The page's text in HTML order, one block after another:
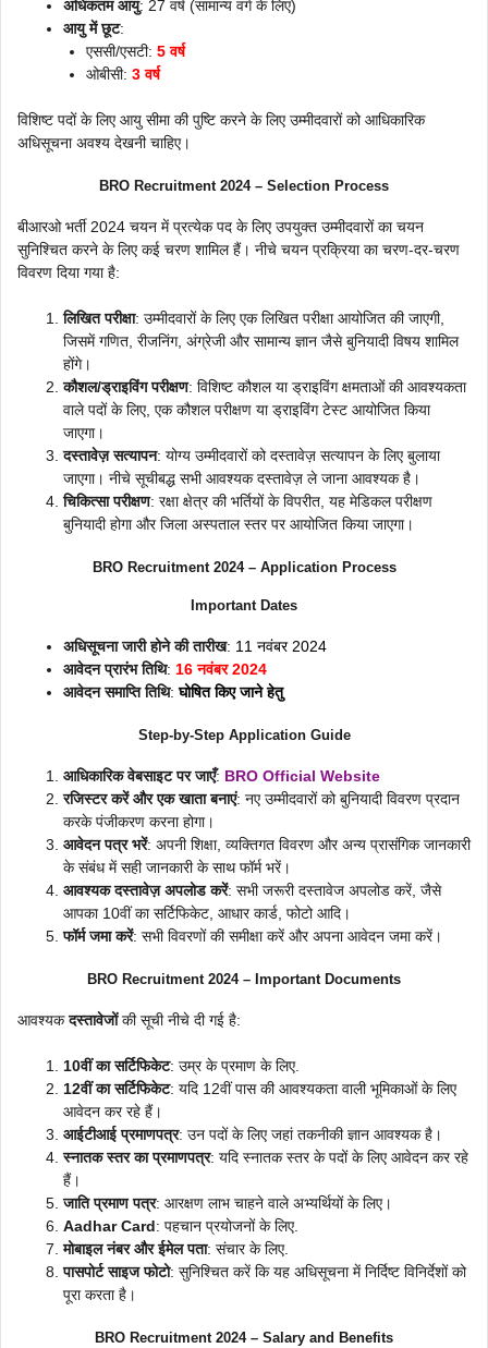
अधिकतम आयु: 27 वर्ष (सामान्य वर्ग के लिए)
आयु में छूट:
एससी/एसटी: 5 वर्ष
ओबीसी: 3 वर्ष
विशिष्ट पदों के लिए आयु सीमा की पुष्टि करने के लिए उम्मीदवारों को आधिकारिक
अधिसूचना अवश्य देखनी चाहिए।
BRO Recruitment 2024 – Selection Process
बीआरओ भर्ती 2024 चयन में प्रत्येक पद के लिए उपयुक्त उम्मीदवारों का चयन
सुनिश्चित करने के लिए कई चरण शामिल हैं। नीचे चयन प्रक्रिया का चरण-दर-चरण
विवरण दिया गया है:
लिखित परीक्षा: उम्मीदवारों के लिए एक लिखित परीक्षा आयोजित की जाएगी,
जिसमें गणित, रीजनिंग, अंग्रेजी और सामान्य ज्ञान जैसे बुनियादी विषय शामिल
होंगे।
कौशल/ड्राइविंग परीक्षण: विशिष्ट कौशल या ड्राइविंग क्षमताओं की आवश्यकता
वाले पदों के लिए, एक कौशल परीक्षण या ड्राइविंग टेस्ट आयोजित किया
जाएगा।
दस्तावेज़ सत्यापन: योग्य उम्मीदवारों को दस्तावेज़ सत्यापन के लिए बुलाया
जाएगा। नीचे सूचीबद्ध सभी आवश्यक दस्तावेज़ ले जाना आवश्यक है।
चिकित्सा परीक्षण: रक्षा क्षेत्र की भर्तियों के विपरीत, यह मेडिकल परीक्षण
बुनियादी होगा और जिला अस्पताल स्तर पर आयोजित किया जाएगा।
BRO Recruitment 2024 – Application Process
Important Dates
अधिसूचना जारी होने की तारीख: 11 नवंबर 2024
आवेदन प्रारंभ तिथि: 16 नवंबर 2024
आवेदन समाप्ति तिथि:घोषित किए जाने हेतु
Step-by-Step Application Guide
आधिकारिक वेबसाइट पर जाएँ: BRO Official Website
रजिस्टर करें और एक खाता बनाएं: नए उम्मीदवारों को बुनियादी विवरण प्रदान
करके पंजीकरण करना होगा।
आवेदन पत्र भरें: अपनी शिक्षा, व्यक्तिगत विवरण और अन्य प्रासंगिक जानकारी
के संबंध में सही जानकारी के साथ फॉर्म भरें।
आवश्यक दस्तावेज़ अपलोड करें: सभी जरूरी दस्तावेज अपलोड करें, जैसे
आपका 10वीं का सर्टिफिकेट, आधार कार्ड, फोटो आदि।
फॉर्म जमा करें: सभी विवरणों की समीक्षा करें और अपना आवेदन जमा करें।
BRO Recruitment 2024 – Important Documents
आवश्यकदस्तावेजोंकी सूची नीचे दी गई है:
10वीं का सर्टिफिकेट: उम्र के प्रमाण के लिए.
12वीं का सर्टिफिकेट: यदि 12वीं पास की आवश्यकता वाली भूमिकाओं के लिए
आवेदन कर रहे हैं।
आईटीआई प्रमाणपत्र: उन पदों के लिए जहां तकनीकी ज्ञान आवश्यक है।
स्नातक स्तर का प्रमाणपत्र: यदि स्नातक स्तर के पदों के लिए आवेदन कर रहे
हैं।
जाति प्रमाण पत्र: आरक्षण लाभ चाहने वाले अभ्यर्थियों के लिए।
Aadhar Card: पहचान प्रयोजनों के लिए.
मोबाइल नंबर और ईमेल पता: संचार के लिए.
पासपोर्ट साइज फोटो: सुनिश्चित करें कि यह अधिसूचना में निर्दिष्ट विनिर्देशों को
पूरा करता है।
BRO Recruitment 2024 – Salary and Benefits